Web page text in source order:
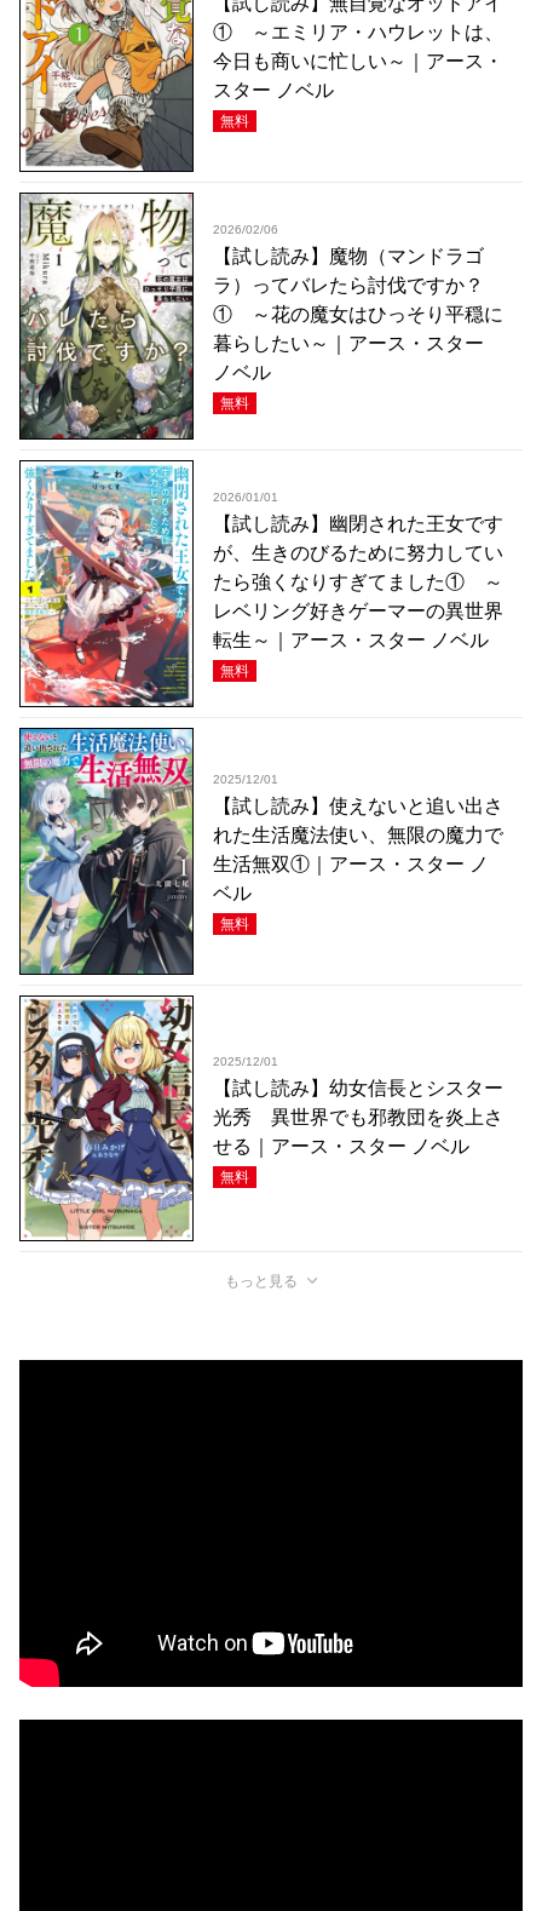
① ～エミリア・ハウレットは、
今日も商いに忙しい～｜アース・
スター ノベル
無料
2026/02/06
【試し読み】魔物（マンドラゴ
ラ）ってバレたら討伐ですか？
① ～花の魔女はひっそり平穏に
暮らしたい～｜アース・スター
ノベル
無料
2026/01/01
【試し読み】幽閉された王女です
が、生きのびるために努力してい
たら強くなりすぎてました① ～
レベリング好きゲーマーの異世界
転生～｜アース・スター ノベル
無料
2025/12/01
【試し読み】使えないと追い出さ
れた生活魔法使い、無限の魔力で
生活無双①｜アース・スター ノ
ベル
無料
2025/12/01
【試し読み】幼女信長とシスター
光秀 異世界でも邪教団を炎上さ
せる｜アース・スター ノベル
無料
もっと見る